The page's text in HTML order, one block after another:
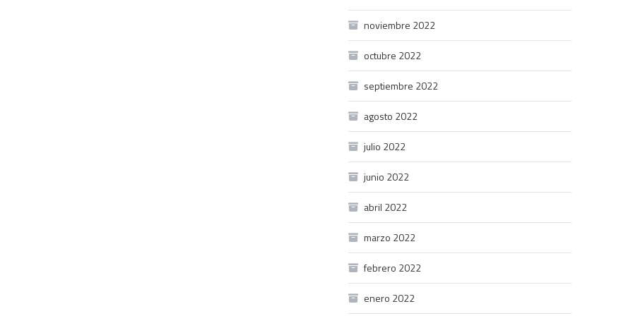
noviembre 2022
octubre 2022
septiembre 2022
agosto 2022
julio 2022
junio 2022
abril 2022
marzo 2022
febrero 2022
enero 2022